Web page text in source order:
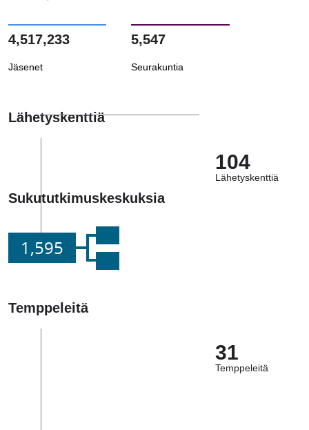
4,517,233
Jäsenet
5,547
Seurakuntia
Lähetyskenttiä
104
Lähetyskenttiä
Sukututkimuskeskuksia
1,595
Temppeleitä
31
Temppeleitä